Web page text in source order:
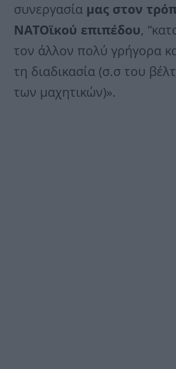
συνεργασία μας στον
ΝΑΤΟϊκού επιπέδου,
τον άλλον πολύ γρήγορα
τη διαδικασία (σ.σ του
των μαχητικών)».